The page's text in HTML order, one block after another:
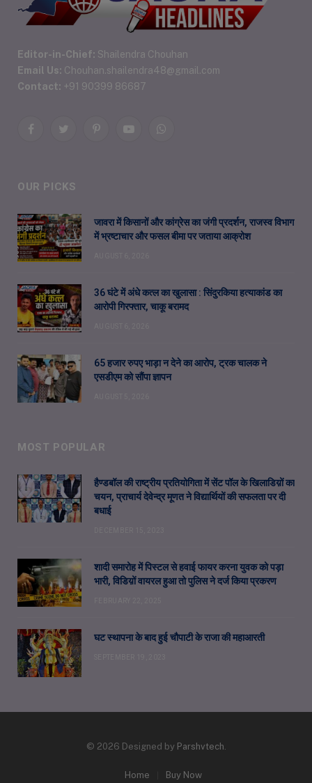
Editor-in-Chief: Shailendra Chouhan
Email Us: Chouhan.shailendra48@gmail.com
Contact: +91 90399 86687
FacebookTwitterPinterestYouTubeWhatsApp
OUR PICKS
जावरा में किसानों और कांग्रेस का जंगी प्रदर्शन, राजस्व विभाग
में भ्रष्टाचार और फसल बीमा पर जताया आक्रोश
36 घंटे में अंधे कत्ल का खुलासा : सिंदुरकिया हत्याकांड का
आरोपी गिरफ्तार, चाकू बरामद
65 हजार रुपए भाड़ा न देने का आरोप, ट्रक चालक ने
एसडीएम को सौंपा ज्ञापन
MOST POPULAR
हैण्डबॉल की राष्ट्रीय प्रतियोगिता में सेंट पॉल के खिलाडिय़ों का
चयन, प्राचार्य देवेन्द्र मूणत ने विद्यार्थियों की सफलता पर दी
बधाई
शादी समारोह में पिस्टल से हवाई फायर करना युवक को पड़ा
भारी, विडिय़ों वायरल हुआ तो पुलिस ने दर्ज किया प्रकरण
घट स्थापना के बाद हुई चौपाटी के राजा की महाआरती
© 2026 Designed by Parshvtech.
Home Buy Now